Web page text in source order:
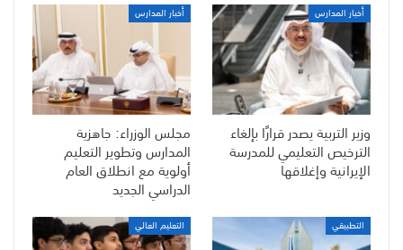
أخبار المدارس
وزير التربية يصدر قرارًا بإلغاء
الترخيص التعليمي للمدرسة
الإيرانية وإغلاقها
أخبار المدارس
مجلس الوزراء: جاهزية
المدارس وتطوير التعليم
أولوية مع انطلاق العام
الدراسي الجديد
التطبيقي التعليم العالي